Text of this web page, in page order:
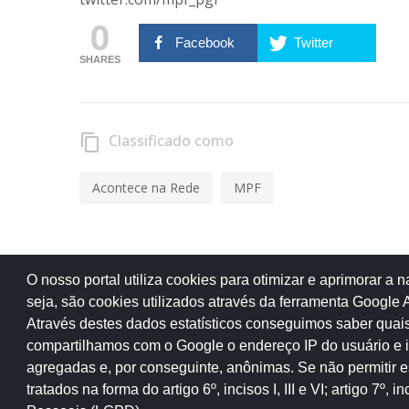
0
SHARES
Facebook Twitter
content_copy Classificado como
Acontece na Rede MPF
Anterior
CGU, PF e MPF deflagram operações de combate à corrupção na Bahia
© 2018 Copyright Rede de Controle.
Todos os direitos são reservados
O nosso portal utiliza cookies para otimizar e aprimorar a
seja, são cookies utilizados através da ferramenta
Através destes dados estatísticos conseguimos saber
compartilhamos com o Google o endereço IP do usuário
agregadas e, por conseguinte, anônimas. Se não permitir
tratados na forma do artigo 6º, incisos I, III e VI; artigo 7º,